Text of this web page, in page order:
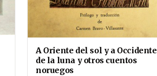
A Oriente del sol y a Occidente
de la luna y otros cuentos
noruegos